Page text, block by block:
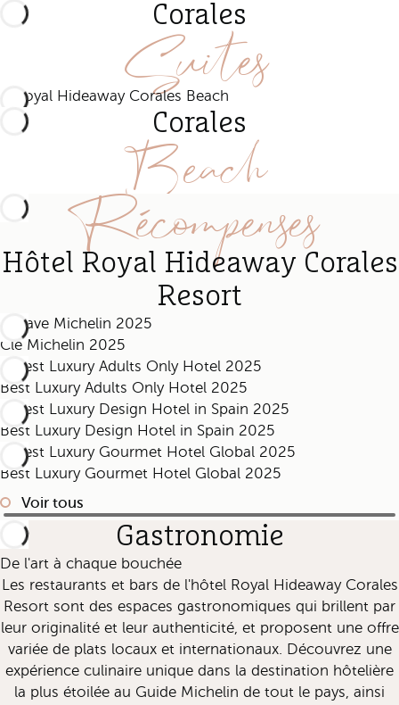
Corales
Suites
Corales
Beach
Récompenses
Hôtel Royal Hideaway Corales
Resort
Clé Michelin 2025
Best Luxury Adults Only Hotel 2025
Best Luxury Design Hotel in Spain 2025
Best Luxury Gourmet Hotel Global 2025
Voir tous
Gastronomie
De l'art à chaque bouchée
Les restaurants et bars de l'hôtel Royal Hideaway Corales
Resort sont des espaces gastronomiques qui brillent par
leur originalité et leur authenticité, et proposent une offre
variée de plats locaux et internationaux. Découvrez une
expérience culinaire unique dans la destination hôtelière
la plus étoilée au Guide Michelin de tout le pays, ainsi